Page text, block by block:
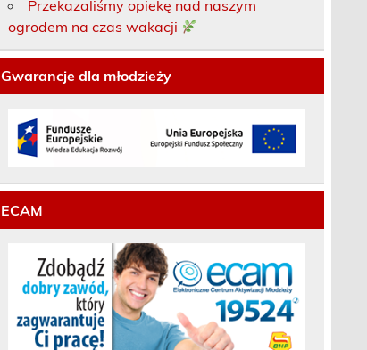
Przekazaliśmy opiekę nad naszym
ogrodem na czas wakacji
Gwarancje dla młodzieży
ECAM